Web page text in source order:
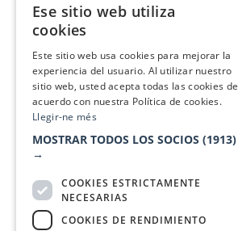
Ese sitio web utiliza
cookies
Este sitio web usa cookies para mejorar la
experiencia del usuario. Al utilizar nuestro
sitio web, usted acepta todas las cookies de
acuerdo con nuestra Política de cookies.
Llegir-ne més
MOSTRAR TODOS LOS SOCIOS (1913)
→
COOKIES ESTRICTAMENTE
NECESARIAS
COOKIES DE RENDIMIENTO